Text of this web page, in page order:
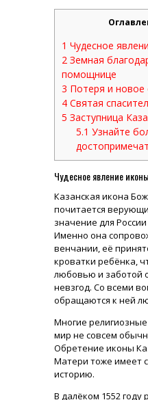
1 Чудесное
2 Земная
помощнице
3 Потеря и новое
4 Святая
5 Заступница
5.1 Узнайте
Чудесное явление
Казанская икона
почитается
значение для
Именно она
венчании, её
кроватки ребёнка,
любовью и заботой
невзгод. Со всеми
обращаются к ней
Многие
мир не совсем
Обретение иконы
Матери тоже имеет
историю.
В далёком 1552 году